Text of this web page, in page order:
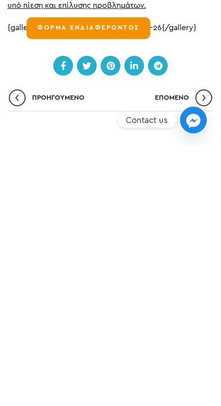
ΦΟΡΜΑ ΕΝΔΙΑΦΕΡΟΝΤΟΣ
υπό πίεση και επίλυσης προβλημάτων.
{gallery}article-images/ygeia/2017-06-26{/gallery}
ΠΡΟΗΓΟΎΜΕΝΟ ΕΠΌΜΕΝO
Contact us